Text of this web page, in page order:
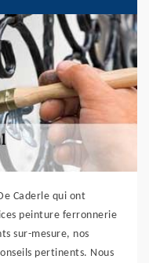
Caderle qui ont
peinture ferronnerie
sur-mesure, nos
pertinents. Nous